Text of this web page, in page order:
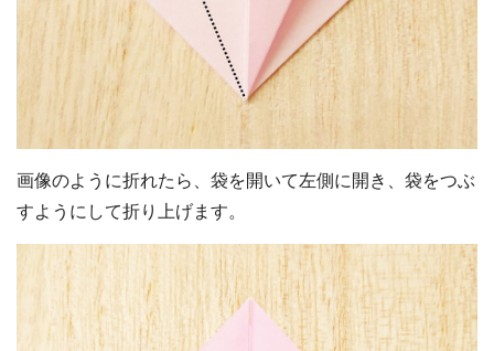
画像のように折れたら、袋を開いて左側に開き、袋をつぶ
すようにして折り上げます。